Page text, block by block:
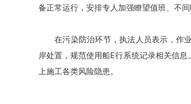
备正常运行，安排专人加强瞭望值班、不
在污染防治环节，执法人员表示，作
岸处置，规范使用船E行系统记录相关信
上施工各类风险隐患。